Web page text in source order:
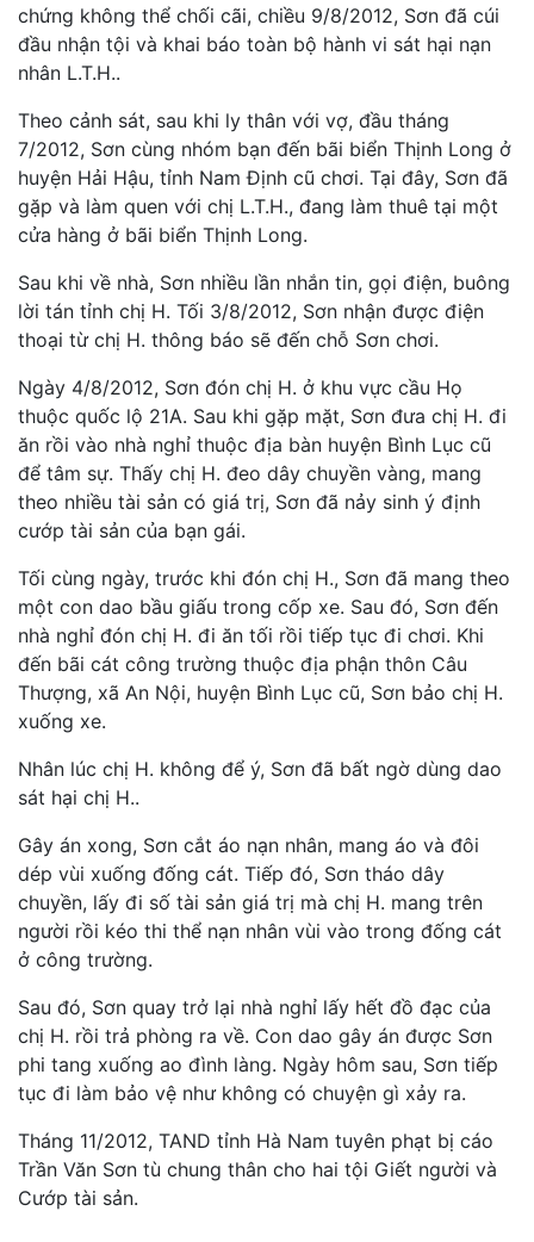
chứng không thể chối cãi, chiều 9/8/2012, Sơn đã cúi
đầu nhận tội và khai báo toàn bộ hành vi sát hại nạn
nhân L.T.H..
Theo cảnh sát, sau khi ly thân với vợ, đầu tháng
7/2012, Sơn cùng nhóm bạn đến bãi biển Thịnh Long ở
huyện Hải Hậu, tỉnh Nam Định cũ chơi. Tại đây, Sơn đã
gặp và làm quen với chị L.T.H., đang làm thuê tại một
cửa hàng ở bãi biển Thịnh Long.
Sau khi về nhà, Sơn nhiều lần nhắn tin, gọi điện, buông
lời tán tỉnh chị H. Tối 3/8/2012, Sơn nhận được điện
thoại từ chị H. thông báo sẽ đến chỗ Sơn chơi.
Ngày 4/8/2012, Sơn đón chị H. ở khu vực cầu Họ
thuộc quốc lộ 21A. Sau khi gặp mặt, Sơn đưa chị H. đi
ăn rồi vào nhà nghỉ thuộc địa bàn huyện Bình Lục cũ
để tâm sự. Thấy chị H. đeo dây chuyền vàng, mang
theo nhiều tài sản có giá trị, Sơn đã nảy sinh ý định
cướp tài sản của bạn gái.
Tối cùng ngày, trước khi đón chị H., Sơn đã mang theo
một con dao bầu giấu trong cốp xe. Sau đó, Sơn đến
nhà nghỉ đón chị H. đi ăn tối rồi tiếp tục đi chơi. Khi
đến bãi cát công trường thuộc địa phận thôn Câu
Thượng, xã An Nội, huyện Bình Lục cũ, Sơn bảo chị H.
xuống xe.
Nhân lúc chị H. không để ý, Sơn đã bất ngờ dùng dao
sát hại chị H..
Gây án xong, Sơn cắt áo nạn nhân, mang áo và đôi
dép vùi xuống đống cát. Tiếp đó, Sơn tháo dây
chuyền, lấy đi số tài sản giá trị mà chị H. mang trên
người rồi kéo thi thể nạn nhân vùi vào trong đống cát
ở công trường.
Sau đó, Sơn quay trở lại nhà nghỉ lấy hết đồ đạc của
chị H. rồi trả phòng ra về. Con dao gây án được Sơn
phi tang xuống ao đình làng. Ngày hôm sau, Sơn tiếp
tục đi làm bảo vệ như không có chuyện gì xảy ra.
Tháng 11/2012, TAND tỉnh Hà Nam tuyên phạt bị cáo
Trần Văn Sơn tù chung thân cho hai tội Giết người và
Cướp tài sản.